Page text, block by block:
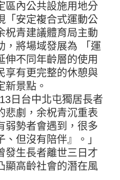
區內公共設施用地分
「安定複合式運動公
柷青建議體育局主動
，將場域發展為 「運
伸不同年齡層的使用
享有更完整的休憩與
新景點。
日台中北屯獨居長者
悲劇，余柷青沉重表
弱勢者會遇到，很多
但沒有陪伴』。」
發生長者離世三日才
顯高齡社會的潛在風